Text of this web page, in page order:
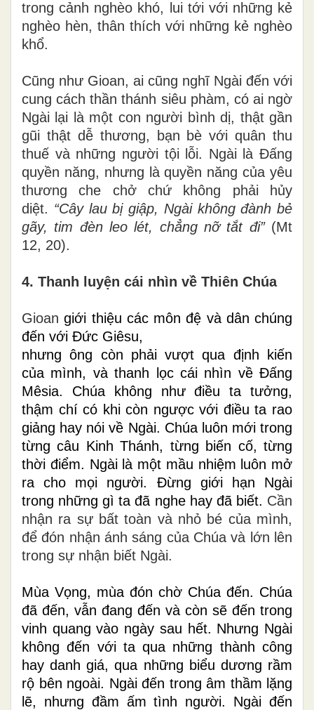
trong cảnh nghèo khó, lui tới với những kẻ
nghèo hèn, thân thích với những kẻ nghèo
khổ.
Cũng như Gioan, ai cũng nghĩ Ngài đến với
cung cách thần thánh siêu phàm, có ai ngờ
Ngài lại là một con người bình dị, thật gần
gũi thật dễ thương, bạn bè với quân thu
thuế và những người tội lỗi. Ngài là Đấng
quyền năng, nhưng là quyền năng của yêu
thương che chở chứ không phải hủy
diệt. “Cây lau bị giập, Ngài không đành bẻ
gãy, tim đèn leo lét, chẳng nỡ tắt đi” (Mt
12, 20).
4. Thanh luyện cái nhìn về Thiên Chúa
Gioangiới thiệu các môn đệ và dân chúng
đến với Ðức Giêsu,
nhưng ông còn phải vượt qua định kiến
của mình, và thanh lọc cái nhìn về Ðấng
Mêsia. Chúa không như điều ta tưởng,
thậm chí có khi còn ngược với điều ta rao
giảng hay nói về Ngài. Chúa luôn mới trong
từng câu Kinh Thánh, từng biến cố, từng
thời điểm. Ngài là một mầu nhiệm luôn mở
ra cho mọi người. Đừng giới hạn Ngài
trong những gì ta đã nghe hay đã biết. Cần
nhận ra sự bất toàn và nhỏ bé của mình,
để đón nhận ánh sáng của Chúa và lớn lên
trong sự nhận biết Ngài.
Mùa Vọng, mùa đón chờ Chúa đến. Chúa
đã đến, vẫn đang đến và còn sẽ đến trong
vinh quang vào ngày sau hết. Nhưng Ngài
không đến với ta qua những thành công
hay danh giá, qua những biểu dương rầm
rộ bên ngoài. Ngài đến trong âm thầm lặng
lẽ, nhưng đầm ấm tình người. Ngài đến